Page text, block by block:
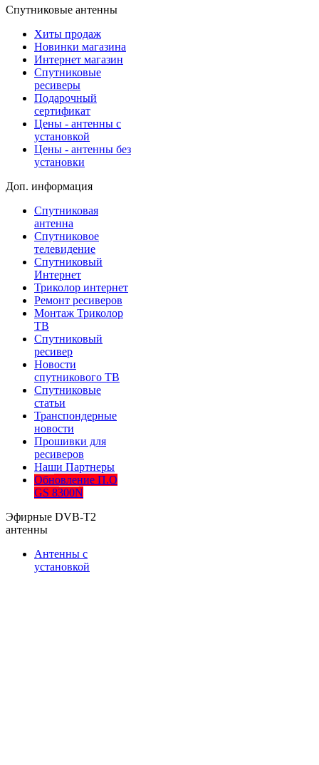
Спутниковые антенны
Хиты продаж
Новинки магазина
Интернет магазин
Спутниковые
ресиверы
Подарочный
сертификат
Цены - антенны с
установкой
Цены - антенны без
установки
Доп. информация
Спутниковая
антенна
Спутниковое
телевидение
Спутниковый
Интернет
Триколор интернет
Ремонт ресиверов
Монтаж Триколор
ТВ
Спутниковый
ресивер
Новости
спутникового ТВ
Спутниковые
статьи
Транспондерные
новости
Прошивки для
ресиверов
Наши Партнеры
Обновление П.О
GS 8300N
Эфирные DVB-T2
антенны
Антенны с
установкой